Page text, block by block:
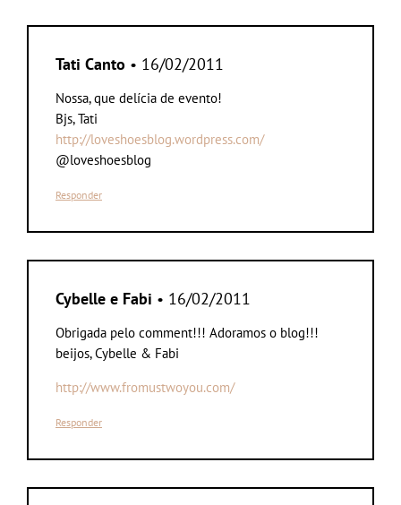
Tati Canto • 16/02/2011
Nossa, que delícia de evento!
Bjs, Tati
http://loveshoesblog.wordpress.com/
@loveshoesblog
Responder
Cybelle e Fabi • 16/02/2011
Obrigada pelo comment!!! Adoramos o blog!!!
beijos, Cybelle & Fabi
http://www.fromustwoyou.com/
Responder